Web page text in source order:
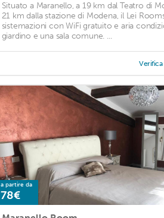
Situato a Maranello, a 19 km dal Teatro di
21 km dalla stazione di Modena, il Lei
sistemazioni con WiFi gratuito e aria
giardino e una sala comune. ...
Verifica
a partire da
78€